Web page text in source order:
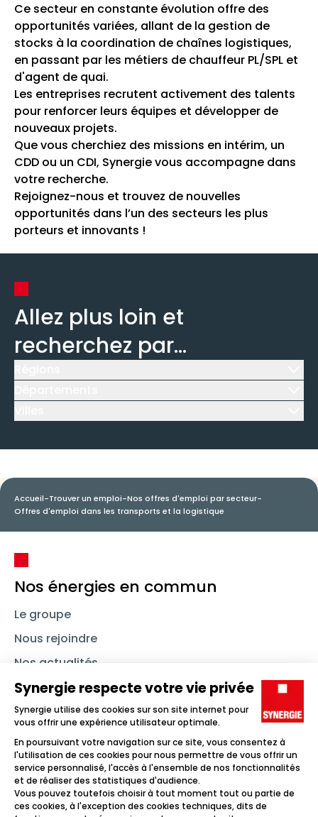
Ce secteur en constante évolution offre des
opportunités variées, allant de la gestion de
stocks à la coordination de chaînes logistiques,
en passant par les métiers de chauffeur PL/SPL et
d'agent de quai.
Les entreprises recrutent activement des talents
pour renforcer leurs équipes et développer de
nouveaux projets.
Que vous cherchiez des missions en intérim, un
CDD ou un CDI, Synergie vous accompagne dans
votre recherche.
Rejoignez-nous et trouvez de nouvelles
opportunités dans l’un des secteurs les plus
porteurs et innovants !
Allez plus loin et
recherchez par...
Accueil-Trouver un emploi-Nos offres d'emploi par secteur-
Offres d'emploi dans les transports et la logistique
Nos énergies en commun
Le groupe
Nous rejoindre
Nos actualités
Nous contacter
Linkedin SynergieInstagramTikTok Youtube
Trouver un emploi
Icône d'illustration
Candidats